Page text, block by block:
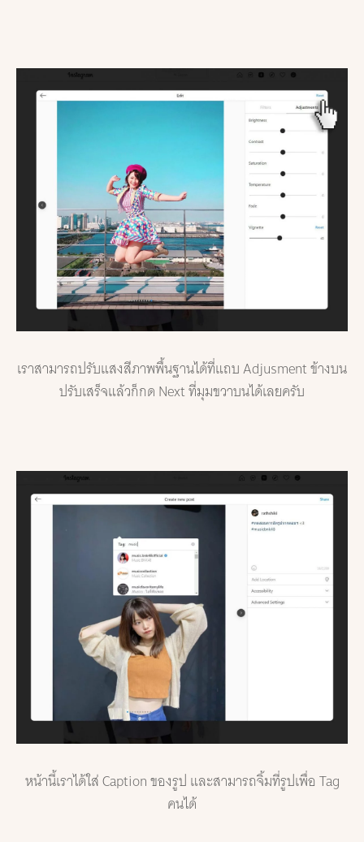
เราสามารถปรับแสงสีภาพพื้นฐานได้ที่แถบ Adjusment ข้างบน
ปรับเสร็จแล้วก็กด Next ที่มุมขวาบนได้เลยครับ
หน้านี้เราได้ใส่ Caption ของรูป และสามารถจิ้มที่รูปเพื่อ Tag
คนได้